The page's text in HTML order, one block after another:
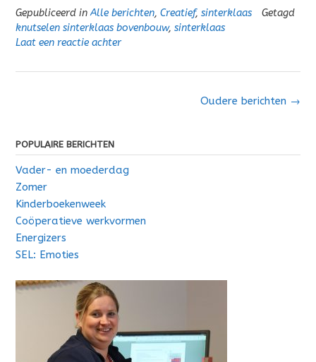
Gepubliceerd inAlle berichten, Creatief, sinterklaas
Getagd
knutselen sinterklaas bovenbouw, sinterklaas
Laat een reactie achter
Oudere berichten →
POPULAIRE BERICHTEN
Vader- en moederdag
Zomer
Kinderboekenweek
Coöperatieve werkvormen
Energizers
SEL: Emoties